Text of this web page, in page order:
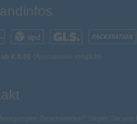
€ 0,00 (Ausnahmen möglich)
Beschwerden? Sagen Sie uns